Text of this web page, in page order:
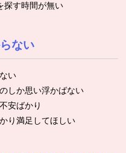
探す時間が無い
ない
い
しか思い浮かばない
安ばかり
り満足してほしい